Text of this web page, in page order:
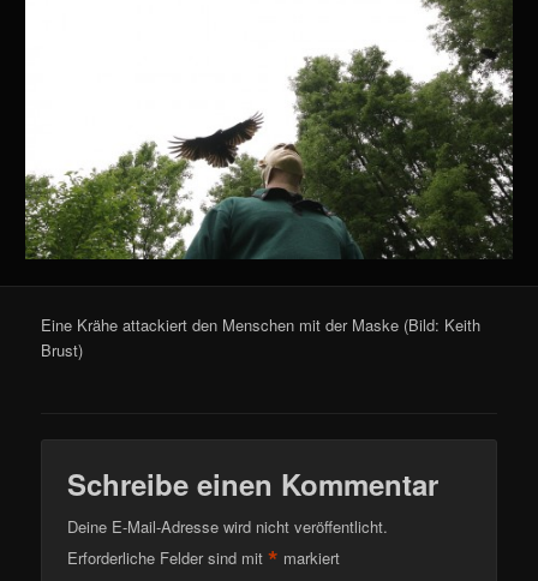
Eine Krähe attackiert den Menschen mit der Maske (Bild: Keith
Brust)
Schreibe einen Kommentar
Deine E-Mail-Adresse wird nicht veröffentlicht.
Erforderliche Felder sind mit* markiert